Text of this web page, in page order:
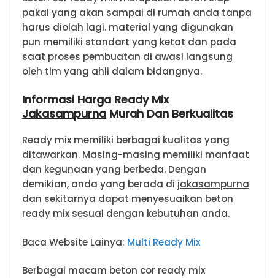
pakai yang akan sampai di rumah anda tanpa
harus diolah lagi. material yang digunakan
pun memiliki standart yang ketat dan pada
saat proses pembuatan di awasi langsung
oleh tim yang ahli dalam bidangnya.
Informasi Harga Ready Mix
Jakasampurna Murah Dan Berkualitas
Ready mix memiliki berbagai kualitas yang
ditawarkan. Masing-masing memiliki manfaat
dan kegunaan yang berbeda. Dengan
demikian, anda yang berada di jakasampurna
dan sekitarnya dapat menyesuaikan beton
ready mix sesuai dengan kebutuhan anda.
Baca Website Lainya: Multi Ready Mix
Berbagai macam beton cor ready mix